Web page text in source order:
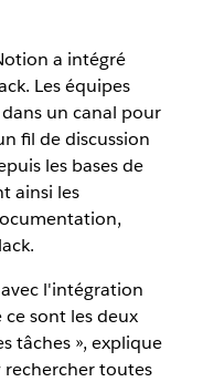
a intégré
Les équipes
un canal pour
fil de discussion
les bases de
ainsi les
l'intégration
sont les deux
tâches », explique
rechercher toutes